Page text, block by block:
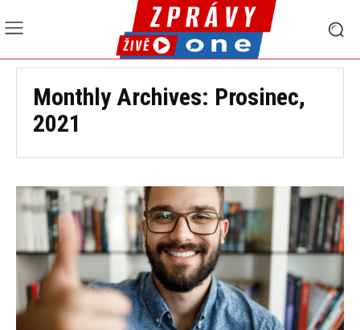
Monthly Archives: Prosinec,
2021